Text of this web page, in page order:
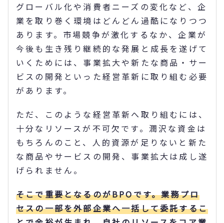
グローバル化や消費者ニーズの変化など、企
業を取り巻く環境はどんどん過酷になりつつ
あります。市場競争が激化するなか、企業が
今後も生き残り継続的な発展と成長を遂げて
いくためには、事業拡大や新たな商品・サー
ビスの開発といった経営革新に取り組む必要
があります。
ただ、このような経営革新へ取り組むには、
十分なリソースが不可欠です。潤沢な資金は
もちろんのこと、人的資源が足りないと新た
な商品やサービスの開発、事業拡大は成し遂
げられません。
そこで重要となるのがBPOです。業務プロ
セスの一部を外部企業へ一括して委託するこ